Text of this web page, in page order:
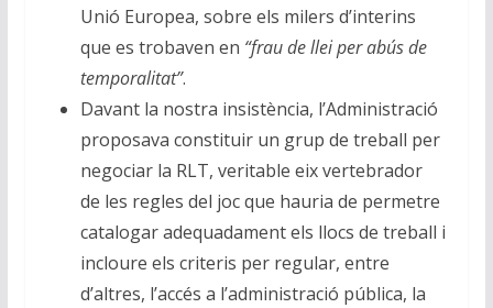
Unió Europea, sobre els milers d’interins
que es trobaven en “frau de llei per abús de
temporalitat”.
Davant la nostra insistència, l’Administració
proposava constituir un grup de treball per
negociar la RLT, veritable eix vertebrador
de les regles del joc que hauria de permetre
catalogar adequadament els llocs de treball i
incloure els criteris per regular, entre
d’altres, l’accés a l’administració pública, la